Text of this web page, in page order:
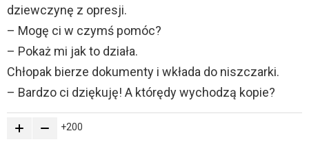
dziewczynę z opresji.
– Mogę ci w czymś pomóc?
– Pokaż mi jak to działa.
Chłopak bierze dokumenty i wkłada do niszczarki.
– Bardzo ci dziękuję! A którędy wychodzą kopie?
200